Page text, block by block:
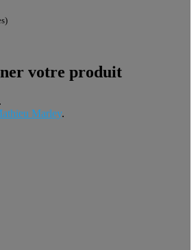
votre produit
Marley.